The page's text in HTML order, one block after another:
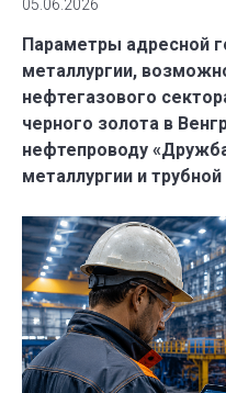
05.06.2026
Параметры адресной
металлургии,
нефтегазового
черного золота в
нефтепроводу
металлургии и